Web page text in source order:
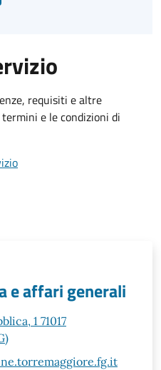
requisiti e altre
e le condizioni di
e affari generali
1 71017